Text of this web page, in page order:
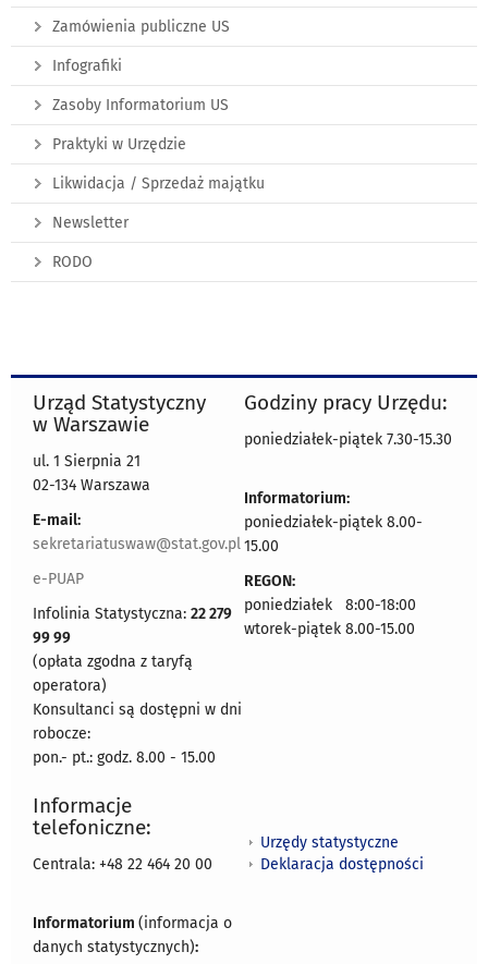
Zamówienia publiczne US
Infografiki
Zasoby Informatorium US
Praktyki w Urzędzie
Likwidacja / Sprzedaż majątku
Newsletter
RODO
Urząd Statystyczny
w Warszawie
ul. 1 Sierpnia 21
02-134 Warszawa
E-mail:
sekretariatuswaw@stat.gov.pl
e-PUAP
Infolinia Statystyczna: 22 279
99 99
(opłata zgodna z taryfą
operatora)
Konsultanci są dostępni w dni
robocze:
pon.- pt.: godz. 8.00 - 15.00
Godziny pracy Urzędu:
poniedziałek-piątek 7.30-15.30
Informatorium:
poniedziałek-piątek 8.00-
15.00
REGON:
poniedziałek 8:00-18:00
wtorek-piątek 8.00-15.00
Informacje
telefoniczne:
Centrala: +48 22 464 20 00
Informatorium (informacja o
danych statystycznych):
Urzędy statystyczne
Deklaracja dostępności